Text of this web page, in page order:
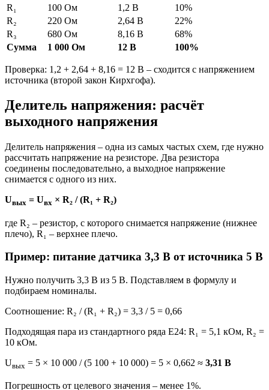
R₁
100 Ом 1,2 В
10%
R₂
220 Ом 2,64 В
22%
R₃
680 Ом 8,16 В
68%
Сумма
1 000 Ом 12 В 100%
Проверка: 1,2 + 2,64 + 8,16 = 12 В – сходится с напряжением
источника (второй закон Кирхгофа).
Делитель напряжения: расчёт
выходного напряжения
Делитель напряжения – одна из самых частых схем, где нужно
рассчитать напряжение на резисторе. Два резистора
соединены последовательно, а выходное напряжение
снимается с одного из них.
Uвых = Uвх × R₂ / (R₁ + R₂)
где R₂ – резистор, с которого снимается напряжение (нижнее
плечо), R₁ – верхнее плечо.
Пример: питание датчика 3,3 В от источника 5 В
Нужно получить 3,3 В из 5 В. Подставляем в формулу и
подбираем номиналы.
Соотношение: R₂ / (R₁ + R₂) = 3,3 / 5 = 0,66
Подходящая пара из стандартного ряда E24: R₁ = 5,1 кОм, R₂ =
10 кОм.
Uвых = 5 × 10 000 / (5 100 + 10 000) = 5 × 0,662 ≈ 3,31 В
Погрешность от целевого значения – менее 1%.